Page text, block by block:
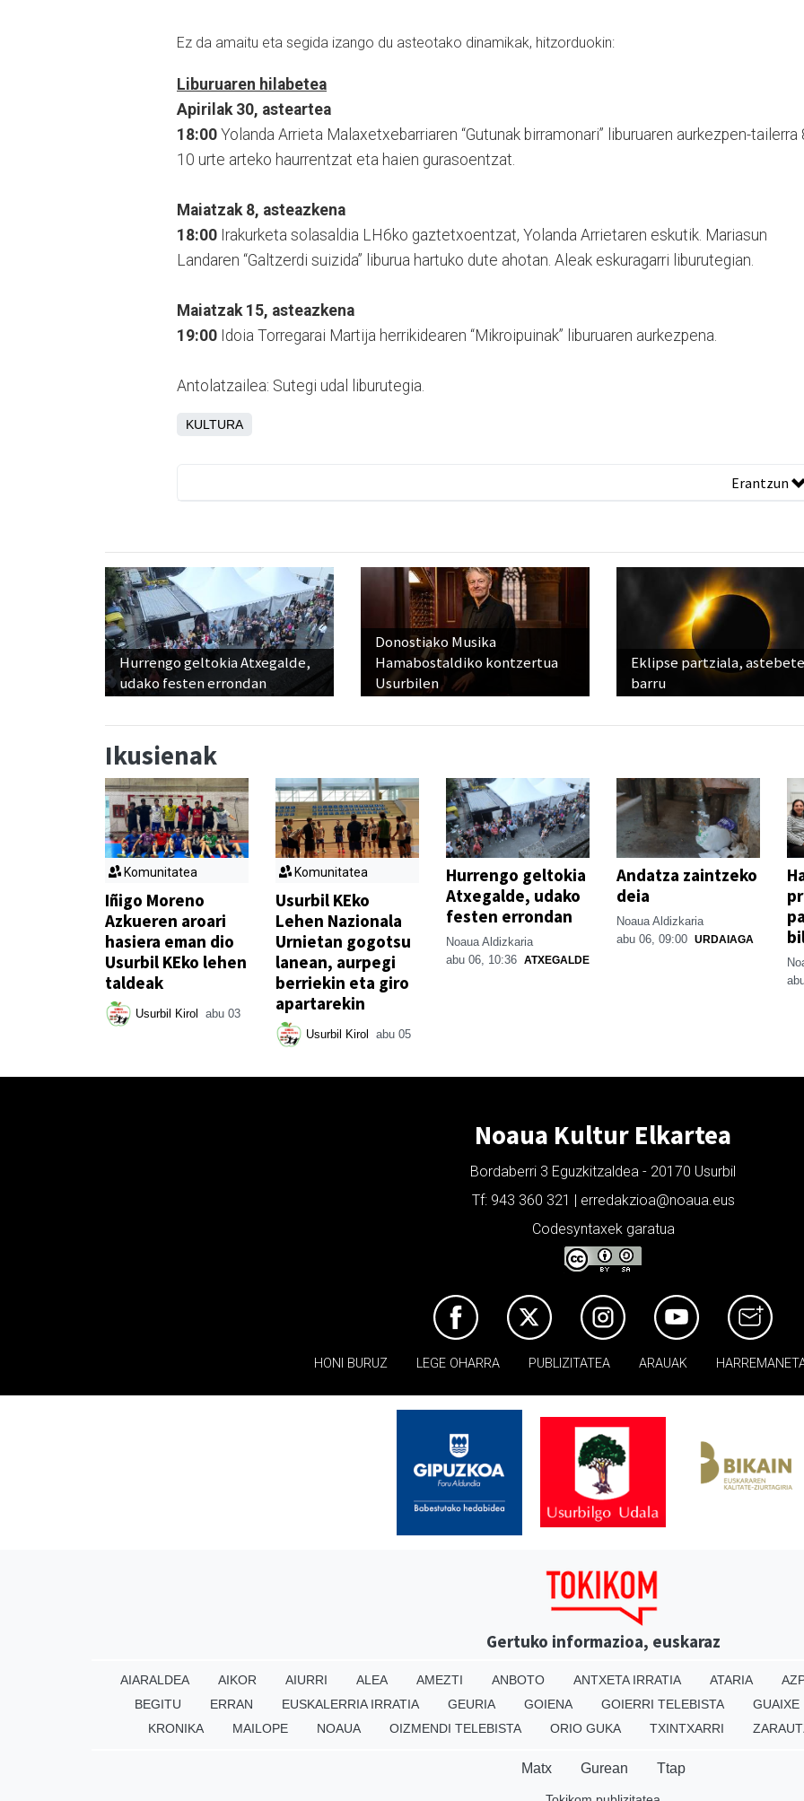
Ez da amaitu eta segida izango du asteotako dinamikak, hitzorduokin:
Liburuaren hilabetea
Apirilak 30, asteartea
18:00 Yolanda Arrieta Malaxetxebarriaren “Gutunak birramonari” liburuaren aurkezpen-tailerra
10 urte arteko haurrentzat eta haien gurasoentzat.
Maiatzak 8, asteazkena
18:00 Irakurketa solasaldia LH6ko gaztetxoentzat, Yolanda Arrietaren eskutik. Mariasun
Landaren “Galtzerdi suizida” liburua hartuko dute ahotan. Aleak eskuragarri liburutegian.
Maiatzak 15, asteazkena
19:00 Idoia Torregarai Martija herrikidearen “Mikroipuinak” liburuaren aurkezpena.
Antolatzailea: Sutegi udal liburutegia.
KULTURA
Erantzun
Hurrengo geltokia Atxegalde,
udako festen errondan
Donostiako Musika
Hamabostaldiko kontzertua
Usurbilen
Eklipse partziala, astebete
barru
Ikusienak
Komunitatea
Iñigo Moreno
Azkueren aroari
hasiera eman dio
Usurbil KEko lehen
taldeak
Usurbil Kirol abu 03
Komunitatea
Usurbil KEko
Lehen Nazionala
Urnietan gogotsu
lanean, aurpegi
berriekin eta giro
apartarekin
Usurbil Kirol abu 05
Hurrengo geltokia
Atxegalde, udako
festen errondan
Noaua Aldizkaria
abu 06, 10:36 ATXEGALDE
Andatza zaintzeko
deia
Noaua Aldizkaria
abu 06, 09:00 URDAIAGA
Noaua Kultur Elkartea
Bordaberri 3 Eguzkitzaldea - 20170 Usurbil
Tf: 943 360 321 | erredakzioa@noaua.eus
Codesyntaxek garatua
HONI BURUZ LEGE OHARRA PUBLIZITATEA ARAUAK
Gertuko informazioa, euskaraz
AIARALDEA AIKOR AIURRI ALEA AMEZTI ANBOTO ANTXETA IRRATIA ATARIA
BEGITU
ERRAN EUSKALERRIA IRRATIA GEURIA GOIENA GOIERRI TELEBISTA
GUAIXE
KRONIKA
MAILOPE NOAUA OIZMENDI TELEBISTA ORIO GUKA TXINTXARRI
Matx Gurean Ttap